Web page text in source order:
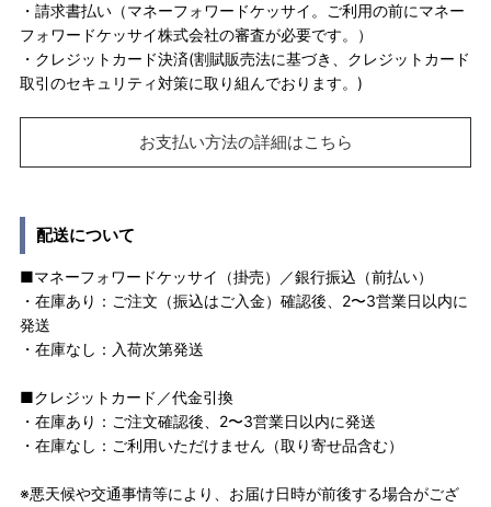
・請求書払い（マネーフォワードケッサイ。ご利用の前にマネー
フォワードケッサイ株式会社の審査が必要です。）
・クレジットカード決済(割賦販売法に基づき、クレジットカード
取引のセキュリティ対策に取り組んでおります。)
お支払い方法の詳細はこちら
配送について
■マネーフォワードケッサイ（掛売）／銀行振込（前払い）
・在庫あり：ご注文（振込はご入金）確認後、2〜3営業日以内に
発送
・在庫なし：入荷次第発送
■クレジットカード／代金引換
・在庫あり：ご注文確認後、2〜3営業日以内に発送
・在庫なし：ご利用いただけません（取り寄せ品含む）
※悪天候や交通事情等により、お届け日時が前後する場合がござ